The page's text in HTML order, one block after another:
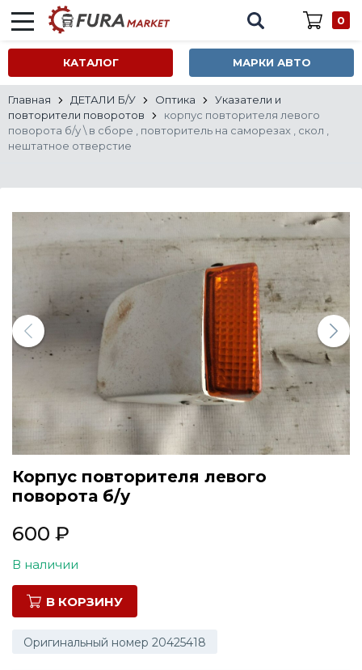
0
КАТАЛОГ МАРКИ АВТО
Все марки
Главная ДЕТАЛИ Б/У Оптика
Указатели и
повторители поворотов
корпус повторителя левого
поворота б/у \ в сборе , повторитель на саморезах , скол ,
нештатное отверстие
Корпус повторителя левого
поворота б/у
600 ₽
В наличии
В КОРЗИНУ
Оригинальный номер 20425418